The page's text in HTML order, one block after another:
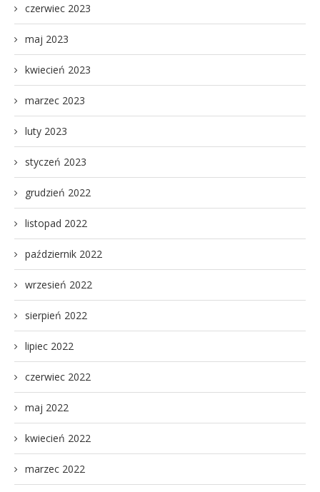
czerwiec 2023
maj 2023
kwiecień 2023
marzec 2023
luty 2023
styczeń 2023
grudzień 2022
listopad 2022
październik 2022
wrzesień 2022
sierpień 2022
lipiec 2022
czerwiec 2022
maj 2022
kwiecień 2022
marzec 2022